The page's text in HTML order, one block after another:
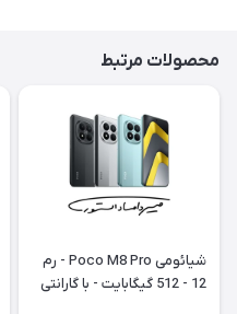
محصولات مرتبط
شیائومی Poco M8 Pro - رم
12 - 512 گیگابایت - با گارانتی